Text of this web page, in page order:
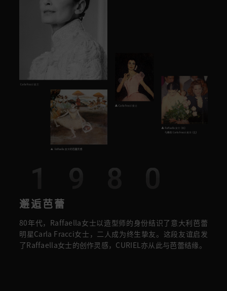
1980
邂逅芭蕾
80年代，Raffaella女士以造型师的身份结识了意大利芭蕾
明星Carla Fracci女士，二人成为终生挚友。这段友谊启发
了Raffaella女士的创作灵感，CURIEL亦从此与芭蕾结缘。